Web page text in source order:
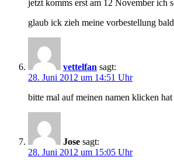
jetzt komms erst am 12 November ich
glaub ick zieh meine vorbestellung
vettelfan sagt:
28. Juni 2012 um 14:51 Uhr
bitte mal auf meinen namen klicken
Jose sagt:
28. Juni 2012 um 15:05 Uhr